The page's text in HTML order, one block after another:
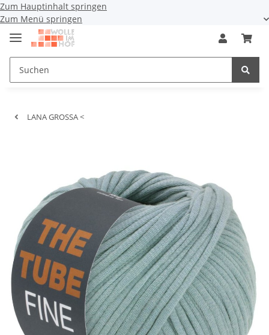
Zum Hauptinhalt springen
Zum Menü springen
LANA GROSSA <